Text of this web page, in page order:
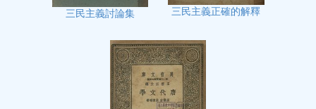
三民主義討論集 三民主義正確的解釋